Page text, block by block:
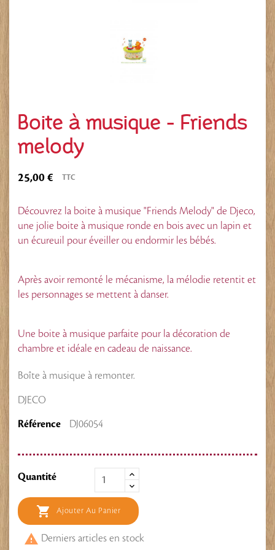
Boite à musique - Friends
melody
25,00 € TTC
Découvrez la boite à musique "Friends Melody" de Djeco,
une jolie boite à musique ronde en bois avec un lapin et
un écureuil pour éveiller ou endormir les bébés.
Après avoir remonté le mécanisme, la mélodie retentit et
les personnages se mettent à danser.
Une boite à musique parfaite pour la décoration de
chambre et idéale en cadeau de naissance.
Boîte à musique à remonter.
DJECO
Référence DJ06054
Quantité
 Ajouter Au Panier
 Derniers articles en stock